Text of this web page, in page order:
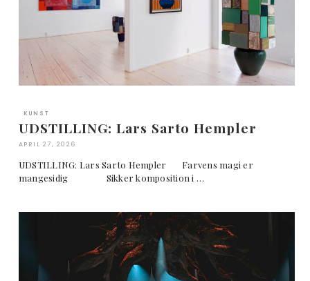
KUNST
UDSTILLING: Lars Sarto Hempler
APRIL 27, 2026
UDSTILLING: Lars Sarto Hempler Farvens magi er
mangesidig Sikker komposition i …